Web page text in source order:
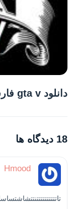
دانلود gta v فارسی برای اندروید + ویدیو تست
18 دیدگاه ها
Hmood